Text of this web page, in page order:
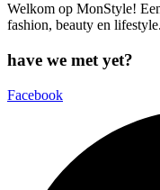
Welkom op MonStyle!
fashion, beauty en lifestyle.
have we met yet?
Facebook